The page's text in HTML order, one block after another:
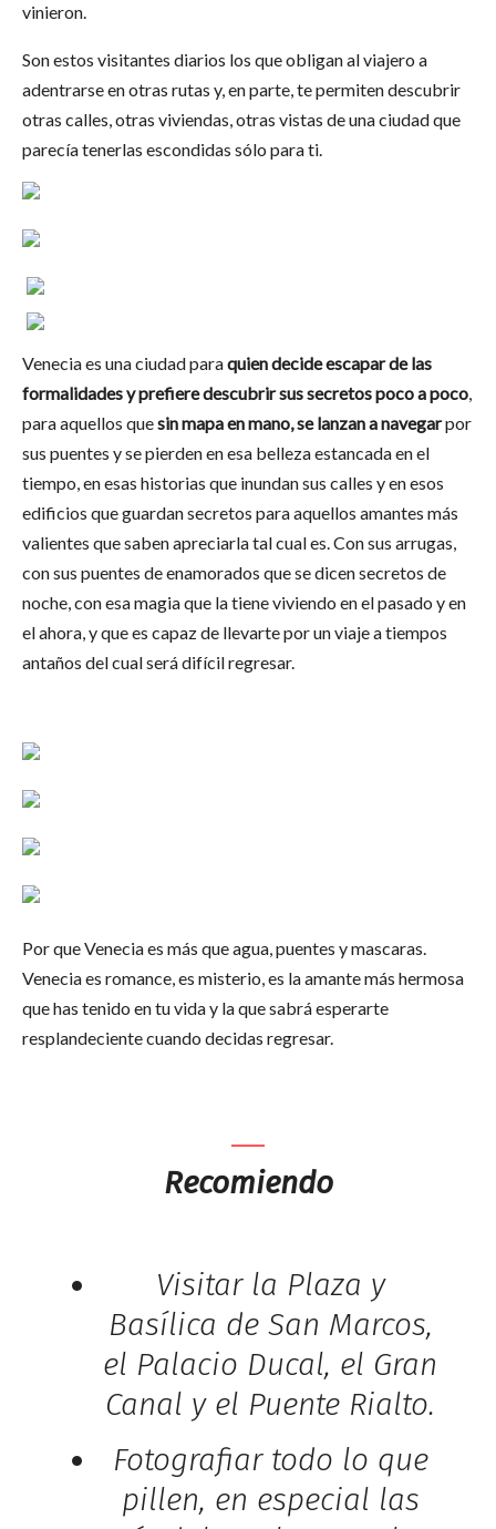
vinieron.
Son estos visitantes diarios los que obligan al viajero a
adentrarse en otras rutas y, en parte, te permiten descubrir
otras calles, otras viviendas, otras vistas de una ciudad que
parecía tenerlas escondidas sólo para ti.
Venecia es una ciudad paraquien decide escapar de las
formalidades y prefiere descubrir sus secretos poco a poco,
para aquellos quesin mapa en mano, se lanzan a navegarpor
sus puentes y se pierden en esa belleza estancada en el
tiempo, en esas historias que inundan sus calles y en esos
edificios que guardan secretos para aquellos amantes más
valientes que saben apreciarla tal cual es. Con sus arrugas,
con sus puentes de enamorados que se dicen secretos de
noche, con esa magia que la tiene viviendo en el pasado y en
el ahora, y que es capaz de llevarte por un viaje a tiempos
antaños del cual será difícil regresar.
Por que Venecia es más que agua, puentes y mascaras.
Venecia es romance, es misterio, es la amante más hermosa
que has tenido en tu vida y la que sabrá esperarte
resplandeciente cuando decidas regresar.
Recomiendo
Visitar la Plaza y
Basílica de San Marcos,
el Palacio Ducal, el Gran
Canal y el Puente Rialto.
Fotografiar todo lo que
pillen, en especial las